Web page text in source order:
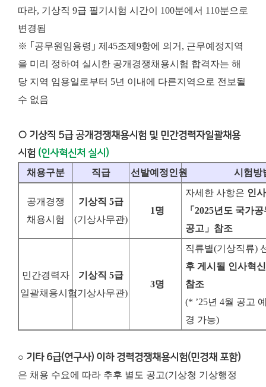
따라, 기상직 9급 필기시험 시간이 100분에서 110분으로
변경됨
※ ｢공무원임용령｣ 제45조제9항에 의거, 근무예정지역
을 미리 정하여 실시한 공개경쟁채용시험 합격자는 해
당 지역 임용일로부터 5년 이내에 다른지역으로 전보될
수 없음
○ 기상직 5급 공개경쟁채용시험 및 민간경력자일괄채용
시험 (인사혁신처 실시)
채용구분 직급 선발예정인원 시험방
공개경쟁
채용시험
기상직 5급
(기상사무관)
1명
자세한 사항은 인
「 2025년도 국가
공고 」 참조
민간경력자
일괄채용시험
기상직 5급
(기상사무관)
3명
직류별(기상직류)
후 게시될 인사혁
참조
(* ’25년 4월 공고
경 가능)
○ 기타 6급(연구사) 이하 경력경쟁채용시험(민경채 포함)
은 채용 수요에 따라 추후 별도 공고(기상청 기상행정